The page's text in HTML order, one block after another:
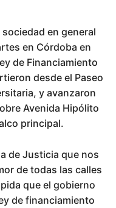
en general
en Córdoba en
de Financiamiento
desde el Paseo
y avanzaron
Avenida Hipólito
principal.
de Justicia que nos
de todas las calles
que el gobierno
de financiamiento